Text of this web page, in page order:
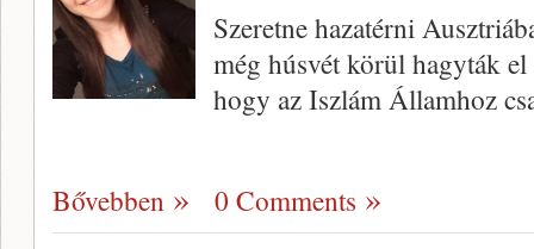
Szeretne hazatérni
még húsvét körül hagyták
hogy az Iszlám Államhoz
Bővebben 0 Comments